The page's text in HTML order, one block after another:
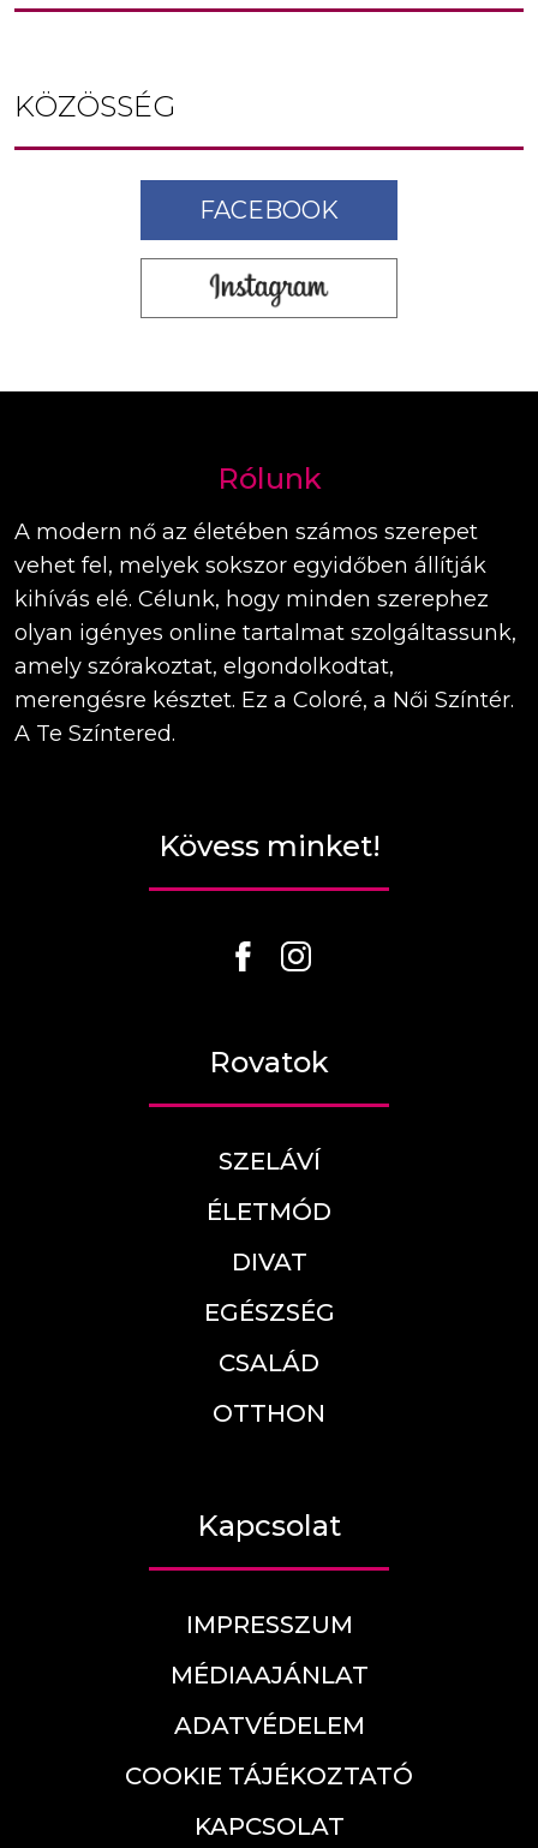
KÖZÖSSÉG
FACEBOOK
Rólunk
A modern nő az életében számos szerepet
vehet fel, melyek sokszor egyidőben állítják
kihívás elé. Célunk, hogy minden szerephez
olyan igényes online tartalmat szolgáltassunk,
amely szórakoztat, elgondolkodtat,
merengésre késztet. Ez a Coloré, a Női Színtér.
A Te Színtered.
Kövess minket!
Rovatok
SZELÁVÍ
ÉLETMÓD
DIVAT
EGÉSZSÉG
CSALÁD
OTTHON
Kapcsolat
IMPRESSZUM
MÉDIAAJÁNLAT
ADATVÉDELEM
COOKIE TÁJÉKOZTATÓ
KAPCSOLAT